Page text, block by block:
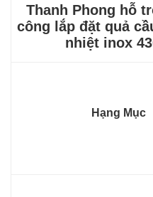
Thanh Phong hỗ
công lắp đặt quả
nhiệt inox
Hạng Mục